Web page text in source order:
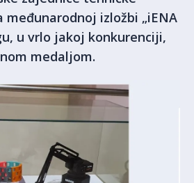
izložbi „iENA
u vrlo jakoj konkurenciji,
medaljom.